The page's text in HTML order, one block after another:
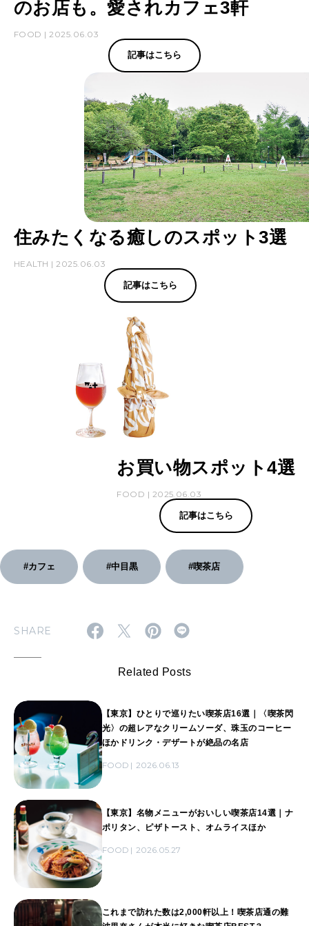
のお店も。愛されカフェ3軒
FOOD | 2025.06.03
記事はこちら
住みたくなる癒しのスポット3選
HEALTH | 2025.06.03
記事はこちら
お買い物スポット4選
FOOD | 2025.06.03
記事はこちら
#カフェ #中目黒 #喫茶店
SHARE
Related Posts
【東京】ひとりで巡りたい喫茶店16選｜〈喫茶閃
光〉の超レアなクリームソーダ、珠玉のコーヒー
ほかドリンク・デザートが絶品の名店
FOOD 2026.06.13
【東京】名物メニューがおいしい喫茶店14選｜ナ
ポリタン、ピザトースト、オムライスほか
FOOD 2026.05.27
これまで訪れた数は2,000軒以上！喫茶店通の難